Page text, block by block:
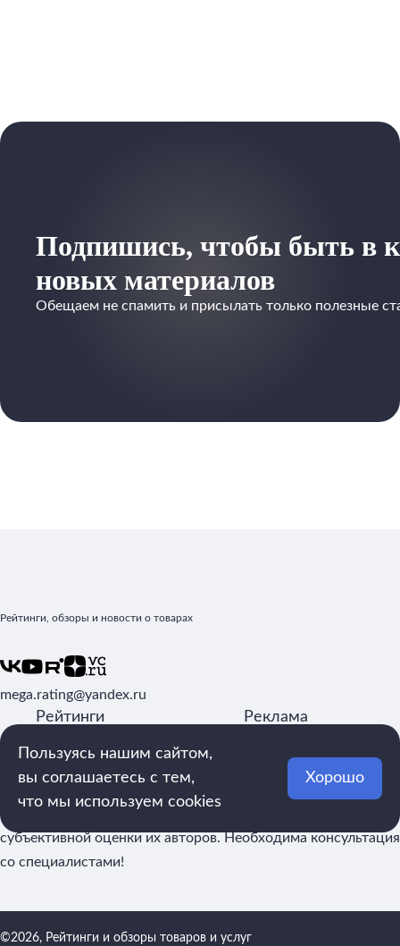
Подпишись, чтобы быть в
новых материалов
Обещаем не спамить и присылать только полезные
Рейтинги, обзоры и новости о товарах
mega.rating@yandex.ru
Рейтинги
Обзоры
Реклама
редакции
Контакты
Обращаем внимание: рейтинги составляются на основе
субъективной оценки их авторов. Необходима консультация
со специалистами!
©2026, Рейтинги и обзоры товаров и услуг
Пользуясь нашим сайтом,
вы соглашаетесь с тем,
что мы используем cookies
Хорошо